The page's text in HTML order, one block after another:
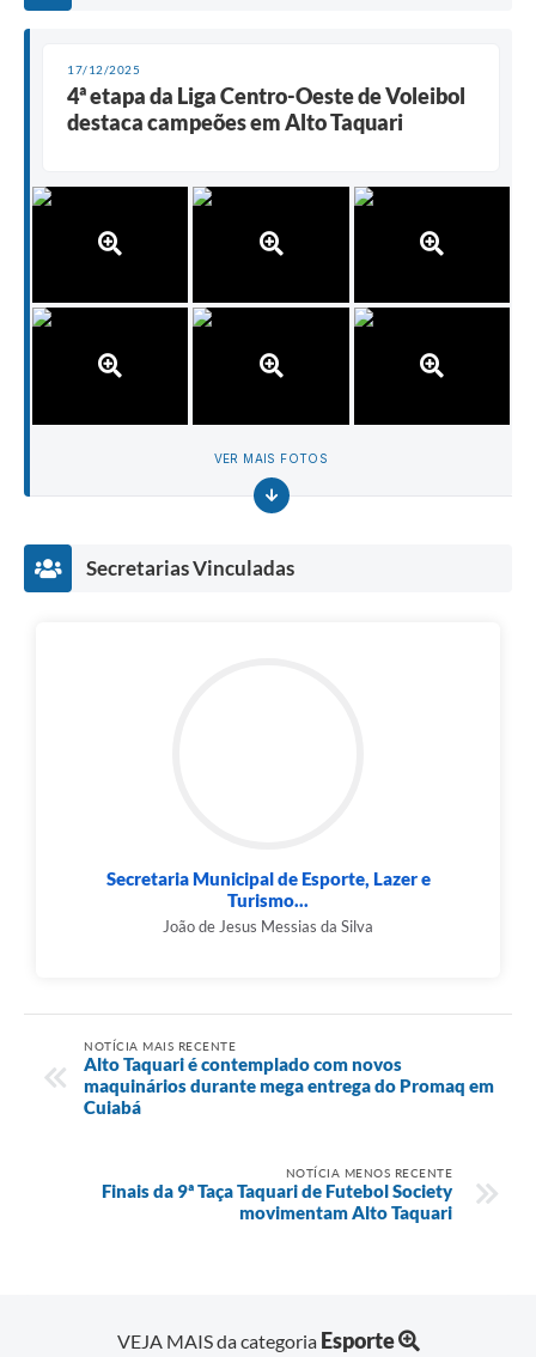
17/12/2025
4ª etapa da Liga Centro-Oeste de Voleibol
destaca campeões em Alto Taquari
VER MAIS FOTOS
Secretarias Vinculadas
Secretaria Municipal de Esporte, Lazer e
Turismo...
João de Jesus Messias da Silva
NOTÍCIA MAIS RECENTE
Alto Taquari é contemplado com novos
maquinários durante mega entrega do Promaq em
Cuiabá
NOTÍCIA MENOS RECENTE
Finais da 9ª Taça Taquari de Futebol Society
movimentam Alto Taquari
VEJA MAIS da categoria Esporte